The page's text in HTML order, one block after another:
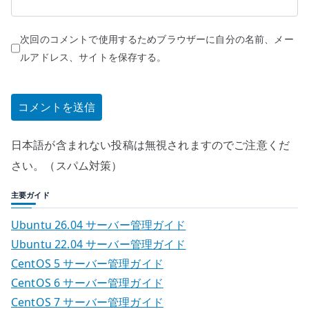
次回のコメントで使用するためブラウザーに自分の名前、メー
ルアドレス、サイトを保存する。
日本語が含まれない投稿は無視されますのでご注意くだ
さい。（スパム対策）
主要ガイド
Ubuntu 26.04 サーバー管理ガイド
Ubuntu 22.04 サーバー管理ガイド
CentOS 5 サーバー管理ガイド
CentOS 6 サーバー管理ガイド
CentOS 7 サーバー管理ガイド